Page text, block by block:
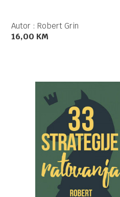
Autor : Robert Grin
16,00 KM
UPOREDI